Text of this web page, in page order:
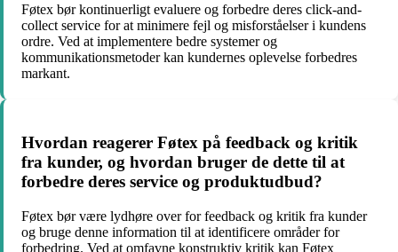
Føtex bør kontinuerligt evaluere og forbedre deres click-and-
collect service for at minimere fejl og misforståelser i kundens
ordre. Ved at implementere bedre systemer og
kommunikationsmetoder kan kundernes oplevelse forbedres
markant.
Hvordan reagerer Føtex på feedback og kritik
fra kunder, og hvordan bruger de dette til at
forbedre deres service og produktudbud?
Føtex bør være lydhøre over for feedback og kritik fra kunder
og bruge denne information til at identificere områder for
forbedring. Ved at omfavne konstruktiv kritik kan Føtex